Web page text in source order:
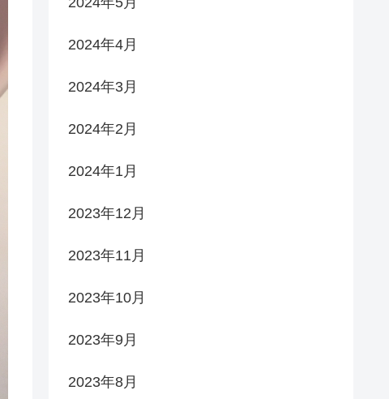
2024年4月
2024年3月
2024年2月
2024年1月
2023年12月
2023年11月
2023年10月
2023年9月
2023年8月